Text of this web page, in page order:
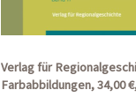
Verlag für
Farbabbildungen, 34,00